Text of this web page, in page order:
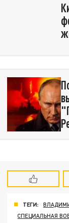
ТЕГИ:
СПЕЦИАЛЬНАЯ